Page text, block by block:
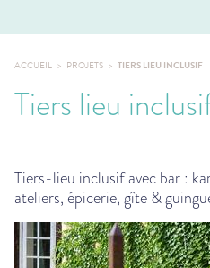
ACCUEIL PROJETS TIERS LIEU INCLUSIF
Tiers lieu
Tiers-lieu inclusif avec bar :
ateliers, épicerie, gîte &